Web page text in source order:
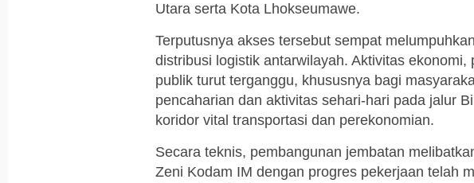
Utara serta Kota Lhokseumawe.
Terputusnya akses tersebut sempat
distribusi logistik antarwilayah. Aktivitas ekonomi,
publik turut terganggu, khususnya bagi
pencaharian dan aktivitas sehari-hari pada jalur
koridor vital transportasi dan perekonomian.
Secara teknis, pembangunan jembatan
Zeni Kodam IM dengan progres pekerjaan telah